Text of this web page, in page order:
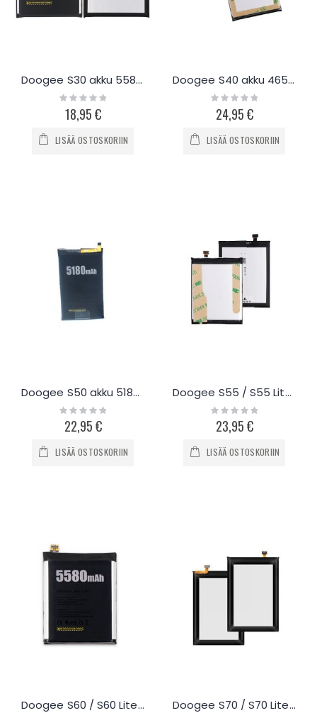
Doogee S30 akku 5580mAh
Rating:
0%
18,95 €
LISÄÄ OSTOSKORIIN
Doogee S40 akku 4650mAh
Rating:
0%
24,95 €
LISÄÄ OSTOSKORIIN
Doogee S50 akku 5180mAh
Rating:
0%
22,95 €
LISÄÄ OSTOSKORIIN
Doogee S55 / S55 Lite akku 5500mAh
Rating:
0%
23,95 €
LISÄÄ OSTOSKORIIN
Doogee S60 / S60 Lite akku 5580mAh Doogee S70 / S70 Lite akku 5500mAh